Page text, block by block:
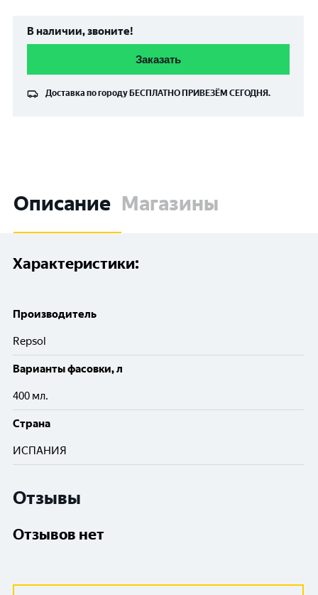
В наличии, звоните!
Заказать
Доставка по городу БЕСПЛАТНО ПРИВЕЗЁМ СЕГОДНЯ.
Описание Магазины
Характеристики:
Производитель
Repsol
Варианты фасовки, л
400 мл.
Cтрана
ИСПАНИЯ
Отзывы
Отзывов нет